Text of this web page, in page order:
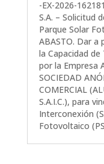
-EX-2026-
S.A. – Solicitud
Parque Solar
ABASTO. Dar a
la Capacidad
por la Empresa
SOCIEDAD
COMERCIAL
S.A.I.C.), para
Interconexión
Fotovoltaico